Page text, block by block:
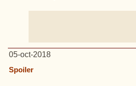
05-oct-2018
Spoiler